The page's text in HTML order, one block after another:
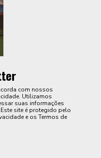
com nossos
Utilizamos
suas informações
site é protegido pelo
e os Termos de